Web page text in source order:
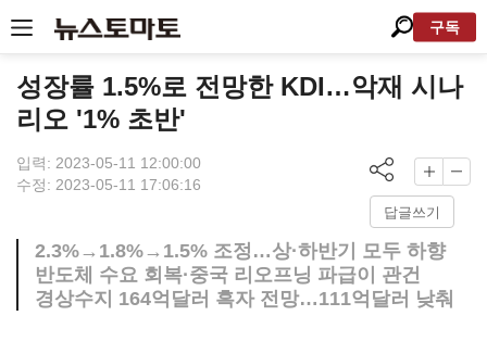
구독
성장률 1.5%로 전망한 KDI…악재 시나
리오 '1% 초반'
입력: 2023-05-11 12:00:00
수정: 2023-05-11 17:06:16
답글쓰기
2.3%→1.8%→1.5% 조정…상·하반기 모두 하향
반도체 수요 회복·중국 리오프닝 파급이 관건
경상수지 164억달러 흑자 전망…111억달러 낮춰